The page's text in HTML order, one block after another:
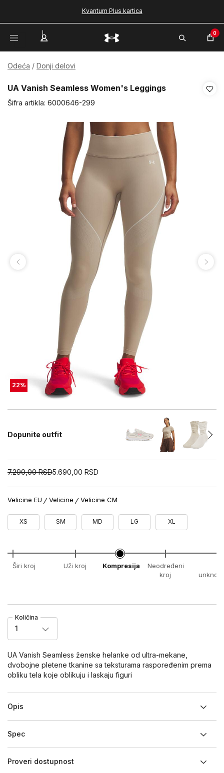
Kvantum Plus kartica
0
Odeća Donji delovi
UA Vanish Seamless Women's Leggings
Šifra artikla: 6000646-299
22%
Dopunite outfit
7.290,00 RSD5.690,00 RSD
Velicine EU Velicine Velicine CM
XS SM MD LG XL
Širi kroj Uži kroj Kompresija
Neodređeni
kroj
Količina
1
UA Vanish Seamless ženske helanke od ultra-mekane,
dvobojne pletene tkanine sa teksturama raspoređenim prema
obliku tela koje oblikuju i laskaju figuri
Opis
Spec
Proveri dostupnost